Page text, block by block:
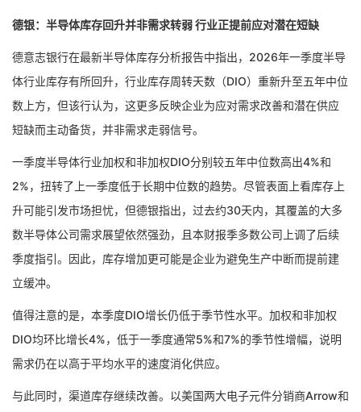
德银：半导体库存回升并非需求转弱 行业正提前应对潜在短缺
德意志银行在最新半导体库存分析报告中指出，2026年一季度半导
体行业库存有所回升，行业库存周转天数（DIO）重新升至五年中位
数上方，但该行认为，这更多反映企业为应对需求改善和潜在供应
短缺而主动备货，并非需求走弱信号。
一季度半导体行业加权和非加权DIO分别较五年中位数高出4%和
2%，扭转了上一季度低于长期中位数的趋势。尽管表面上看库存上
升可能引发市场担忧，但德银指出，过去约30天内，其覆盖的大多
数半导体公司需求展望依然强劲，且本财报季多数公司上调了后续
季度指引。因此，库存增加更可能是企业为避免生产中断而提前建
立缓冲。
值得注意的是，本季度DIO增长仍低于季节性水平。加权和非加权
DIO均环比增长4%，低于一季度通常5%和7%的季节性增幅，说明
需求仍在以高于平均水平的速度消化供应。
与此同时，渠道库存继续改善。以美国两大电子元件分销商Arrow和